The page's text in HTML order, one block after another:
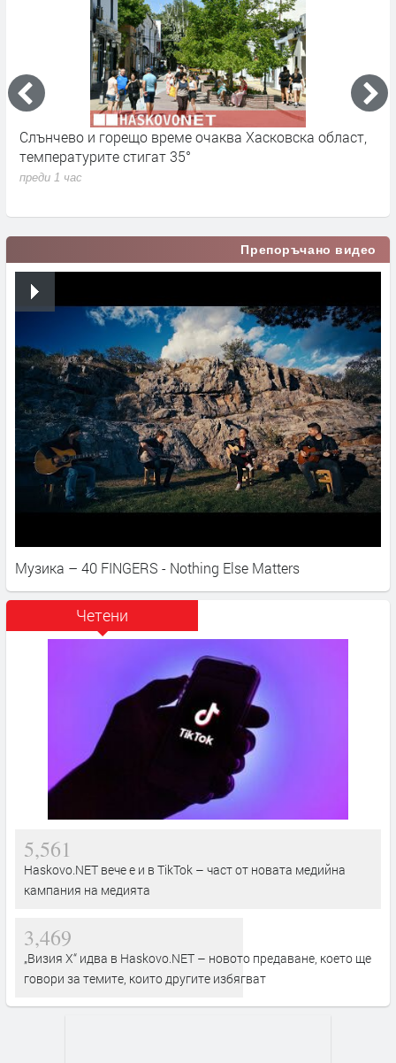
Слънчево и горещо време очаква Хасковска област,
температурите стигат 35°
преди 1 час
Препоръчано видео
Музика – 40 FINGERS - Nothing Else Matters
Четени
5,561
Haskovo.NET вече е и в TikTok – част от новата медийна
кампания на медията
3,469
„Визия Х“ идва в Haskovo.NET – новото предаване, което ще
говори за темите, които другите избягват